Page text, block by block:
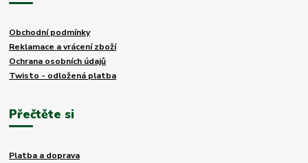
Obchodní podmínky
Reklamace a vrácení zboží
Ochrana osobních údajů
Twisto - odložená platba
Přečtěte si
Platba a doprava